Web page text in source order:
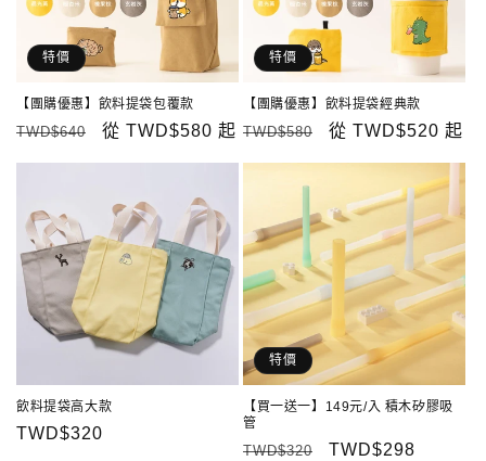
特價
【團購優惠】飲料提袋包覆款
定
TWD$640
售
從 TWD$580 起
特價
【團購優惠】飲料提袋經典款
定
TWD$580
售
從 TWD$520 起
飲料提袋高大款
定
TWD$320
特價
【買一送一】149元/入 積木矽膠吸
管
定
TWD$320
售
TWD$298